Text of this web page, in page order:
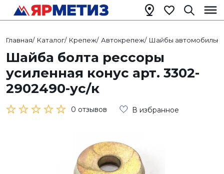
Главная/ Каталог/ Крепеж/ Автокрепеж/ Шайбы
Шайба болта рессоры
усиленная конус арт. 3302-
2902490-ус/к
0 отзывов В избранное